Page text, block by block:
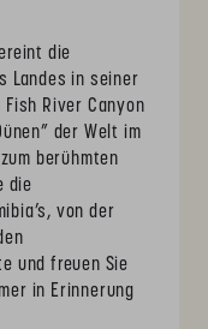
die
Landes in seiner
River Canyon
der Welt im
berühmten
die
von der
und freuen Sie
in Erinnerung